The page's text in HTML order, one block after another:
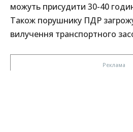
можуть присудити 30-40
Також порушнику ПДР
вилучення транспортного